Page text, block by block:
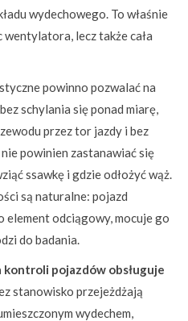
wydechowego. To właśnie
lecz także cała
powinno pozwalać na
schylania się ponad miarę,
przez tor jazdy i bez
powinien zastanawiać się
ssawkę i gdzie odłożyć wąż.
są naturalne: pojazd
element odciągowy, mocuje go
do badania.
kontroli pojazdów obsługuje
stanowisko przejeżdżają
wydechem,